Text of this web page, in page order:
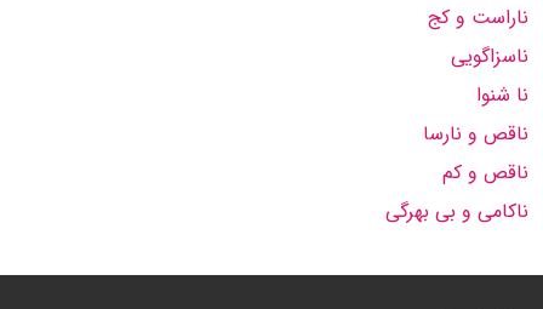
ناراست و کج
ناسزاگویی
نا شنوا
ناقص و نارسا
ناقص و کم
ناکامی و بی بهرگی